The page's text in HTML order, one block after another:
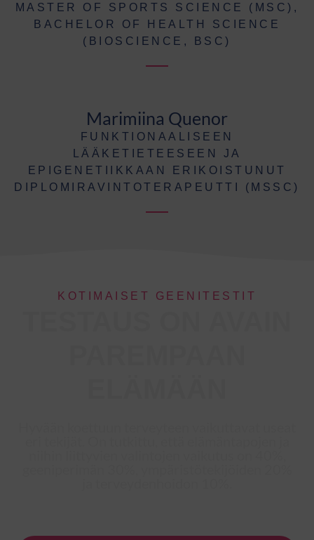
MASTER OF SPORTS SCIENCE (MSC),
BACHELOR OF HEALTH SCIENCE
(BIOSCIENCE, BSC)
Marimiina Quenor
FUNKTIONAALISEEN
LÄÄKETIETEESEEN JA
EPIGENETIIKKAAN ERIKOISTUNUT
DIPLOMIRAVINTOTERAPEUTTI (MSSC)
KOTIMAISET GEENITESTIT